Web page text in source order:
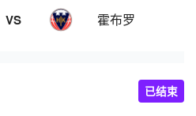
VS 霍布罗
已结束